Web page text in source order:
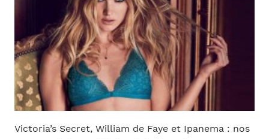
Victoria’s Secret, William de Faye et Ipanema : nos